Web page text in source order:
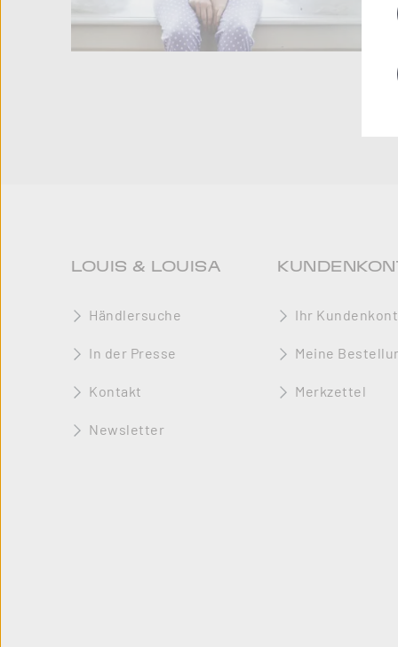
LOUIS & LOUISA
Händlersuche
In der Presse
Kontakt
Newsletter
Ihr
Meine
Merkzettel